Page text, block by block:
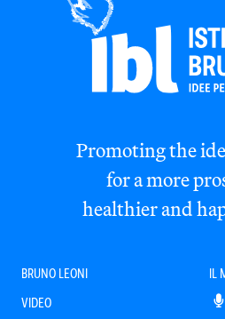
Promoting the
for a more
healthier and
BRUNO LEONI
VIDEO
IL